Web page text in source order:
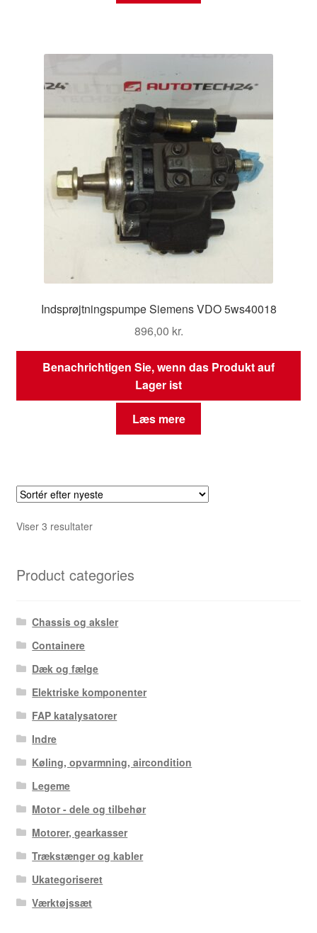
Indsprøjtningspumpe Siemens VDO 5ws40018
896,00 kr.
Benachrichtigen Sie, wenn das Produkt auf
Lager ist
Læs mere
Viser 3 resultaterSorteret
Product categories
Chassis og aksler
Containere
Dæk og fælge
Elektriske komponenter
FAP katalysatorer
Indre
Køling, opvarmning, aircondition
Legeme
Motor - dele og tilbehør
Motorer, gearkasser
Trækstænger og kabler
Ukategoriseret
Værktøjssæt